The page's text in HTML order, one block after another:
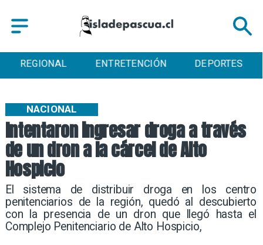
ENTRETENCIÓN DEPORTES
Intentaron ingresar droga a través
de un dron a la cárcel de Alto
Hospicio
El sistema de distribuir droga en los centro
penitenciarios de la región, quedó al descubierto
con la presencia de un dron que llegó hasta el
Complejo Penitenciario de Alto Hospicio,
NACIONAL